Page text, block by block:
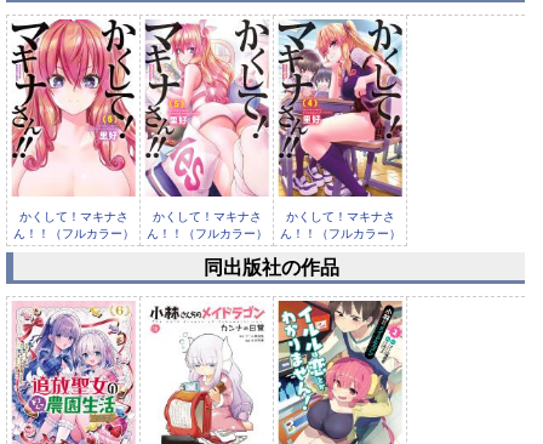
かくして！マキナさ
ん！！（フルカラー）
： 6
かくして！マキナさ
ん！！（フルカラー）
： 5
かくして！マキナさ
ん！！（フルカラー）
： 4
同出版社の作品